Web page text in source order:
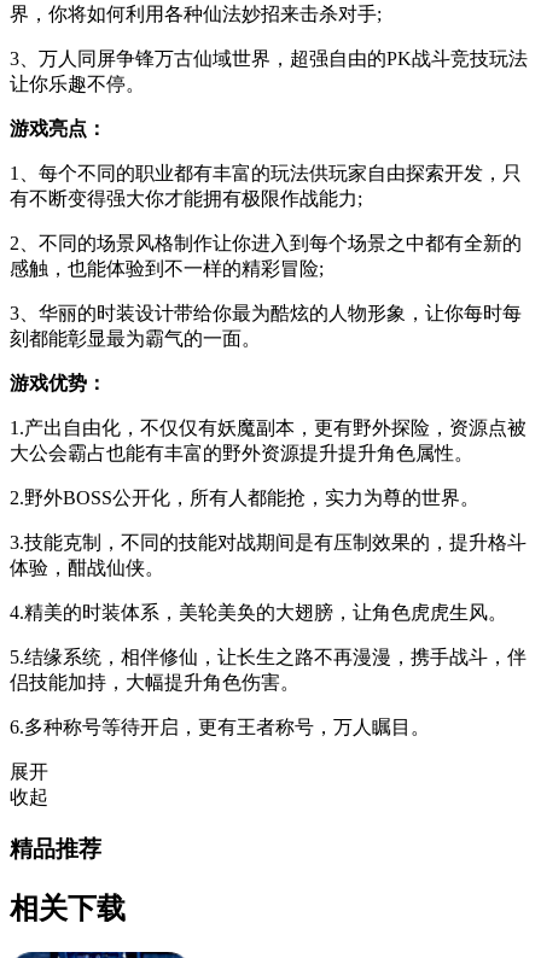
界，你将如何利用各种仙法妙招来击杀对手;
3、万人同屏争锋万古仙域世界，超强自由的PK战斗竞技玩法
让你乐趣不停。
游戏亮点：
1、每个不同的职业都有丰富的玩法供玩家自由探索开发，只
有不断变得强大你才能拥有极限作战能力;
2、不同的场景风格制作让你进入到每个场景之中都有全新的
感触，也能体验到不一样的精彩冒险;
3、华丽的时装设计带给你最为酷炫的人物形象，让你每时每
刻都能彰显最为霸气的一面。
游戏优势：
1.产出自由化，不仅仅有妖魔副本，更有野外探险，资源点被
大公会霸占也能有丰富的野外资源提升提升角色属性。
2.野外BOSS公开化，所有人都能抢，实力为尊的世界。
3.技能克制，不同的技能对战期间是有压制效果的，提升格斗
体验，酣战仙侠。
4.精美的时装体系，美轮美奂的大翅膀，让角色虎虎生风。
5.结缘系统，相伴修仙，让长生之路不再漫漫，携手战斗，伴
侣技能加持，大幅提升角色伤害。
6.多种称号等待开启，更有王者称号，万人瞩目。
展开
收起
精品推荐
相关下载